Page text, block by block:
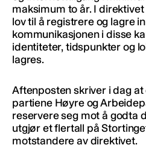
maksimum to år. I
lov til å registrere og lagre
kommunikasjonen i disse
identiteter, tidspunkter og
lagres.
Aftenposten skriver i dag at
partiene Høyre og
reservere seg mot å godta
utgjør et flertall på
motstandere av direktivet.